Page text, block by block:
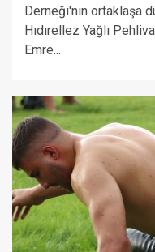
Derneği'nin ortaklaşa
Hıdırellez Yağlı
Emre...